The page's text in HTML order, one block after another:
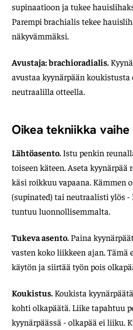
supinaatioon ja tukee
Parempi brachialis tekee
näkyvämmäksi.
Avustaja: brachioradialis.
avustaa kyynärpään koukistusta
neutraalilla otteella.
Oikea tekniikka
Lähtöasento. Istu penkin
toiseen käteen. Aseta kyynärpää
käsi roikkuu vapaana. Kämmen
(supinated) tai neutraalisti ylös -
tuntuu luonnollisemmalta.
Tukeva asento. Paina
vasten koko liikkeen ajan. Tämä
käytön ja siirtää työn pois
Koukistus. Koukista
kohti olkapäätä. Liike tapahtuu
kyynärpäässä - olkapää ei liiku.